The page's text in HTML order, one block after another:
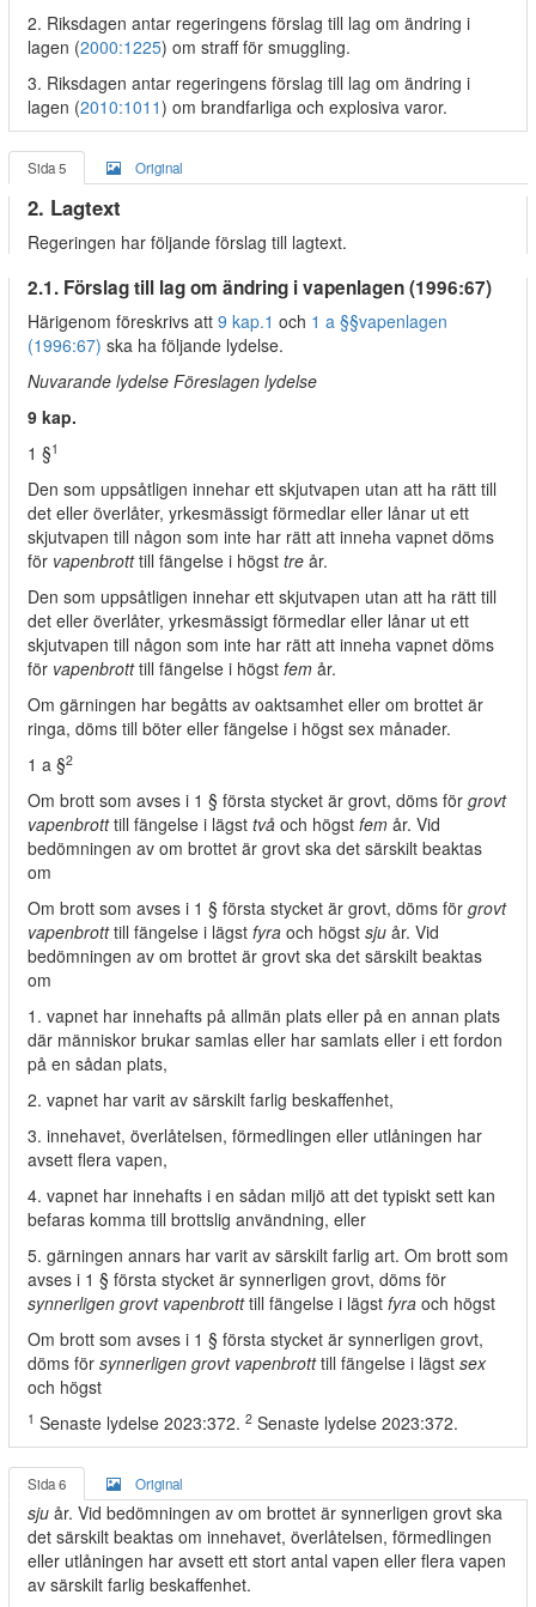
2. Riksdagen antar regeringens förslag till lag om ändring i
lagen (2000:1225) om straff för smuggling.
3. Riksdagen antar regeringens förslag till lag om ändring i
lagen (2010:1011) om brandfarliga och explosiva varor.
Sida 5 Original
2. Lagtext
Regeringen har följande förslag till lagtext.
2.1. Förslag till lag om ändring i vapenlagen (1996:67)
Härigenom föreskrivs att 9 kap.1 och 1 a §§vapenlagen
(1996:67) ska ha följande lydelse.
Nuvarande lydelse Föreslagen lydelse
9 kap.
1 §1
Den som uppsåtligen innehar ett skjutvapen utan att ha rätt till
det eller överlåter, yrkesmässigt förmedlar eller lånar ut ett
skjutvapen till någon som inte har rätt att inneha vapnet döms
för vapenbrotttill fängelse i högst tre år.
Den som uppsåtligen innehar ett skjutvapen utan att ha rätt till
det eller överlåter, yrkesmässigt förmedlar eller lånar ut ett
skjutvapen till någon som inte har rätt att inneha vapnet döms
för vapenbrotttill fängelse i högst fem år.
Om gärningen har begåtts av oaktsamhet eller om brottet är
ringa, döms till böter eller fängelse i högst sex månader.
1 a §2
Om brott som avses i 1 § första stycket är grovt, döms för grovt
vapenbrotttill fängelse i lägst två och högst fem år. Vid
bedömningen av om brottet är grovt ska det särskilt beaktas
om
Om brott som avses i 1 § första stycket är grovt, döms för grovt
vapenbrotttill fängelse i lägst fyra och högst sju år. Vid
bedömningen av om brottet är grovt ska det särskilt beaktas
om
1. vapnet har innehafts på allmän plats eller på en annan plats
där människor brukar samlas eller har samlats eller i ett fordon
på en sådan plats,
2. vapnet har varit av särskilt farlig beskaffenhet,
3. innehavet, överlåtelsen, förmedlingen eller utlåningen har
avsett flera vapen,
4. vapnet har innehafts i en sådan miljö att det typiskt sett kan
befaras komma till brottslig användning, eller
5. gärningen annars har varit av särskilt farlig art. Om brott som
avses i 1 § första stycket är synnerligen grovt, döms för
synnerligen grovt vapenbrotttill fängelse i lägst fyra och högst
Om brott som avses i 1 § första stycket är synnerligen grovt,
döms för synnerligen grovt vapenbrotttill fängelse i lägst sex
och högst
1 Senaste lydelse 2023:372. 2 Senaste lydelse 2023:372.
Sida 6 Original
sju år. Vid bedömningen av om brottet är synnerligen grovt ska
det särskilt beaktas om innehavet, överlåtelsen, förmedlingen
eller utlåningen har avsett ett stort antal vapen eller flera vapen
av särskilt farlig beskaffenhet.